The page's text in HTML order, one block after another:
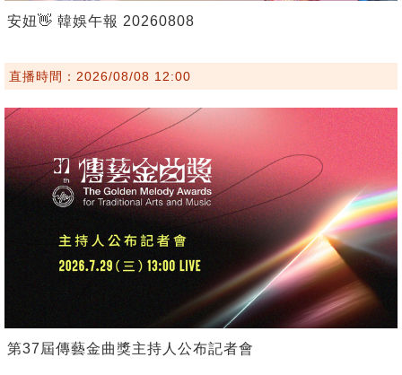
安妞👋 韓娛午報 20260808
直播時間：2026/08/08 12:00
第37屆傳藝金曲獎主持人公布記者會